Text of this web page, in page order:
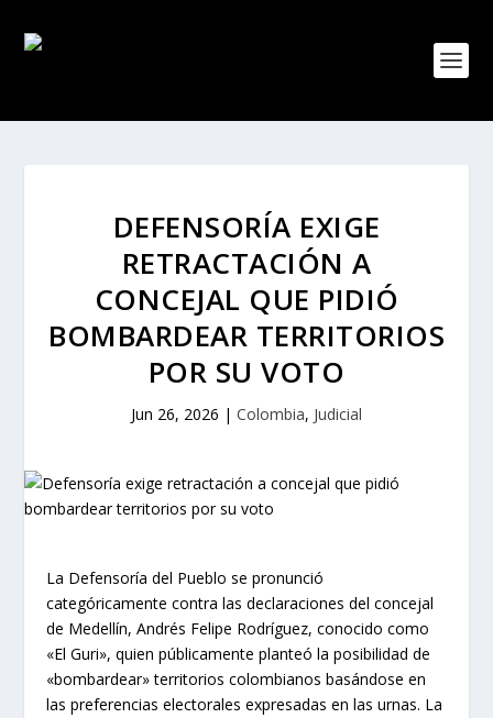
DEFENSORÍA EXIGE
RETRACTACIÓN A
CONCEJAL QUE PIDIÓ
BOMBARDEAR TERRITORIOS
POR SU VOTO
Jun 26, 2026 | Colombia, Judicial
La Defensoría del Pueblo se pronunció
categóricamente contra las declaraciones del concejal
de Medellín, Andrés Felipe Rodríguez, conocido como
«El Guri», quien públicamente planteó la posibilidad de
«bombardear» territorios colombianos basándose en
las preferencias electorales expresadas en las urnas. La